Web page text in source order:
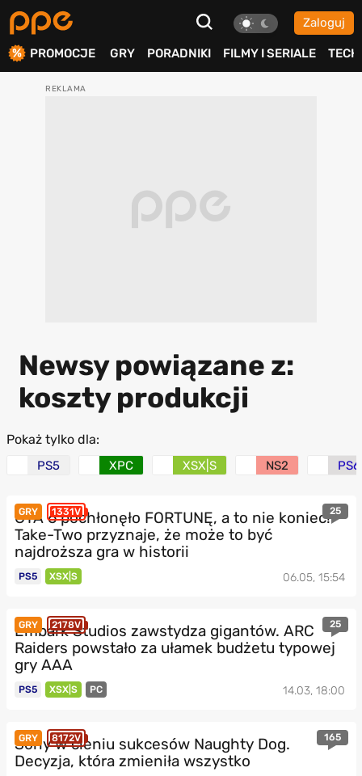
Zaloguj
PROMOCJE GRY PORADNIKI FILMY I SERIALE TECH
Newsy powiązane z:
koszty produkcji
Pokaż tylko dla:
PS5 XPC XSX|S NS2 PS6
GRY 1331V 25
GTA 6 pochłonęło FORTUNĘ, a to nie koniec!
Take-Two przyznaje, że może to być
najdroższa gra w historii
PS5 XSX|S 06.05, 15:54
GRY 2178V 25
Embark Studios zawstydza gigantów. ARC
Raiders powstało za ułamek budżetu typowej
gry AAA
PS5 XSX|S PC 14.03, 18:00
GRY 8172V 165
Sony w cieniu sukcesów Naughty Dog.
Decyzja, która zmieniła wszystko